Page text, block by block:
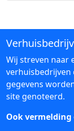
Wij streven naar
verhuisbedrijven
gegevens
site genoteerd.
Ook vermelding